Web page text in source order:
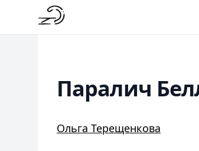
Паралич
Ольга Терещенкова